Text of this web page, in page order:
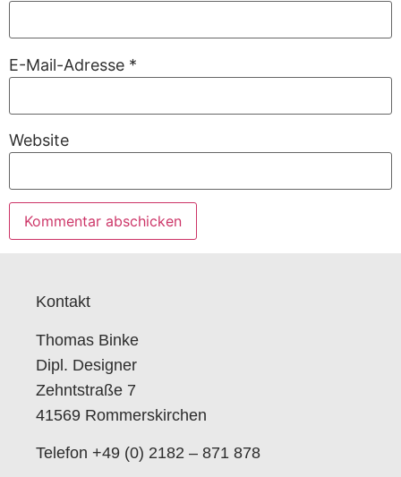
E-Mail-Adresse *
Website
Kontakt
Thomas Binke
Dipl. Designer
Zehntstraße 7
41569 Rommerskirchen
Telefon +49 (0) 2182 – 871 878